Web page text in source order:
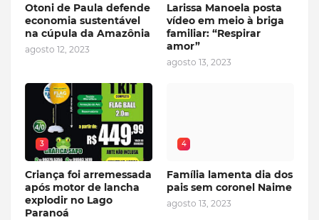
Otoni de Paula defende
economia sustentável
na cúpula da Amazônia
agosto 12, 2023
Larissa Manoela posta
vídeo em meio à briga
familiar: “Respirar
amor”
agosto 13, 2023
3
Criança foi arremessada
após motor de lancha
explodir no Lago
Paranoá
4
Família lamenta dia dos
pais sem coronel Naime
agosto 13, 2023